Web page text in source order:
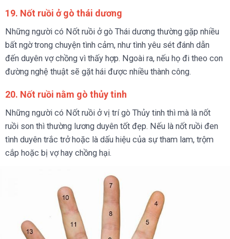
19. Nốt ruồi ở gò thái dương
Những người có Nốt ruồi ở gò Thái dương thường gặp nhiều
bất ngờ trong chuyện tình cảm, như tình yêu sét đánh dẫn
đến duyên vợ chồng vì thấy hợp. Ngoài ra, nếu họ đi theo con
đường nghệ thuật sẽ gặt hái được nhiều thành công.
20. Nốt ruồi nằm gò thủy tinh
Những người có Nốt ruồi ở vị trí gò Thủy tinh thì mà là nốt
ruồi son thì thường lương duyên tốt đẹp. Nếu là nốt ruồi đen
tình duyên trắc trở hoặc là dấu hiệu của sự tham lam, trộm
cắp hoặc bị vợ hay chồng hại.